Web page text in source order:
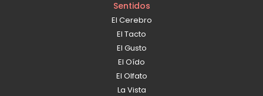
Sentidos
El Cerebro
El Tacto
El Gusto
El Oído
El Olfato
La Vista